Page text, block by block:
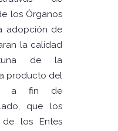
los Órganos
adopción de
la calidad
de la
producto del
a fin de
que los
de los Entes